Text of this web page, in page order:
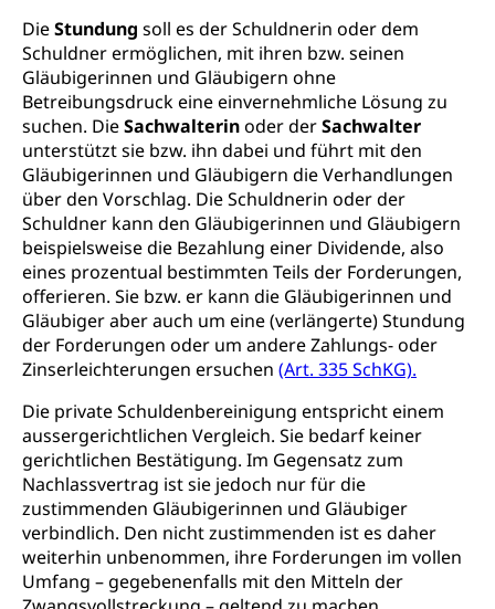
DieStundung soll es der Schuldnerin oder dem
Schuldner ermöglichen, mit ihren bzw. seinen
Gläubigerinnen und Gläubigern ohne
Betreibungsdruck eine einvernehmliche Lösung zu
suchen. DieSachwalterinoder derSachwalter
unterstützt sie bzw. ihn dabei und führt mit den
Gläubigerinnen und Gläubigern die Verhandlungen
über den Vorschlag. Die Schuldnerin oder der
Schuldner kann den Gläubigerinnen und Gläubigern
beispielsweise die Bezahlung einer Dividende, also
eines prozentual bestimmten Teils der Forderungen,
offerieren. Sie bzw. er kann die Gläubigerinnen und
Gläubiger aber auch um eine (verlängerte) Stundung
der Forderungen oder um andere Zahlungs- oder
Zinserleichterungen ersuchen (Art. 335 SchKG).
Die private Schuldenbereinigung entspricht einem
aussergerichtlichen Vergleich. Sie bedarf keiner
gerichtlichen Bestätigung. Im Gegensatz zum
Nachlassvertrag ist sie jedoch nur für die
zustimmenden Gläubigerinnen und Gläubiger
verbindlich. Den nicht zustimmenden ist es daher
weiterhin unbenommen, ihre Forderungen im vollen
Umfang – gegebenenfalls mit den Mitteln der
AHV-Altersrente (WAS Luzern)
IV-Leistungen (WAS Luzern)
Menschen mit Behinderungen
Kultur und Medien
Archive und Bibliotheken
Bücher, Bundesarchiv, Landesbibliothek
Staatsarchiv Luzern
Zentral- und Hochschulbibliothek
Archiv der Denkmalpflege
Kulturelle Einrichtungen
Museen, Theater, Bibliotheken
Dienststelle Kultur
Kunst & Kultur (Luzern Tourismus)
Kulturförderung
Kulturpolitik, Sprachförderung, Denkmalpflege,
kulturelles Angebot, Kulturerbe, kulturelles Erbe,
Nachwuchsförderung, Vermittlung, Selektive
Förderung, Kulturausschreibungen, Kulturpreis,
Werkbeitrag, Produktionsbeitrag, Recherche,
Bildende Kunst, Angewandte Kunst, Theater/Tanz,
Musik, Entwicklung, Programmbeiträge,
Filmförderung, Regionale Förderfonds,
Werkankäufe, Kunstankäufe, Kunst und Bau, Schule
und Kultur, Kulturgesuche, Kulturvermittlung
Kulturförderung und Vermittlung
Angebote für Schulklassen
Mobilität